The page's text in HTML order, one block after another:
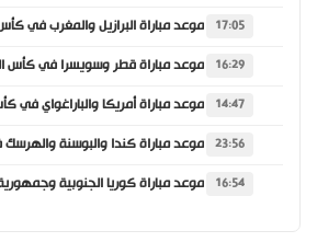
17:05
16:29
14:47
23:56
16:54